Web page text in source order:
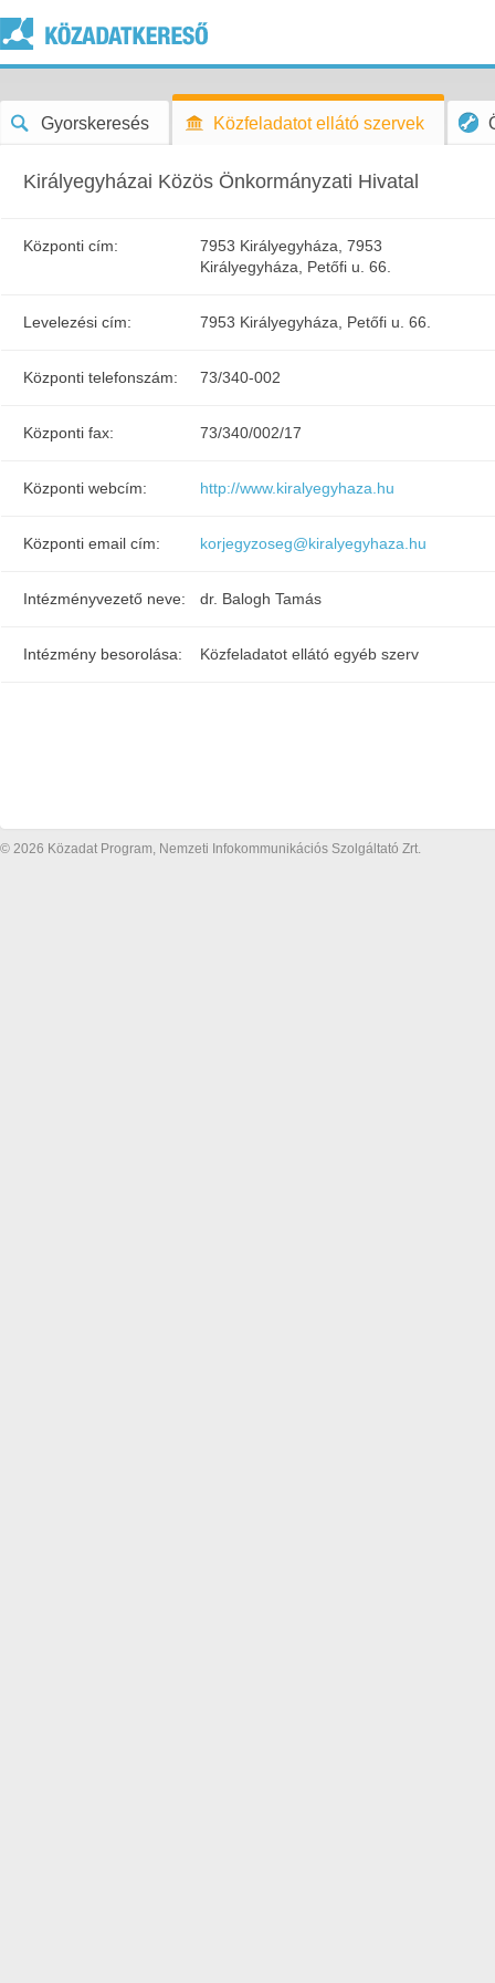
Gyorskeresés Közfeladatot ellátó szervek
Királyegyházai Közös Önkormányzati Hivatal
Központi cím:
7953 Királyegyháza, 7953
Királyegyháza, Petőfi u. 66.
Levelezési cím: 7953 Királyegyháza, Petőfi u. 66.
Központi telefonszám: 73/340-002
Központi fax: 73/340/002/17
Központi webcím: http://www.kiralyegyhaza.hu
Központi email cím: korjegyzoseg@kiralyegyhaza.hu
Intézményvezető neve: dr. Balogh Tamás
Intézmény besorolása: Közfeladatot ellátó egyéb szerv
© 2026 Közadat Program, Nemzeti Infokommunikációs Szolgáltató Zrt.